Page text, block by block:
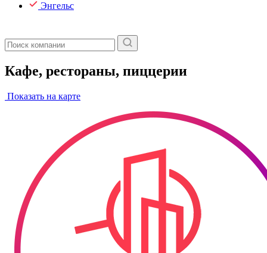
Энгельс
Кафе, рестораны, пиццерии
Показать на карте